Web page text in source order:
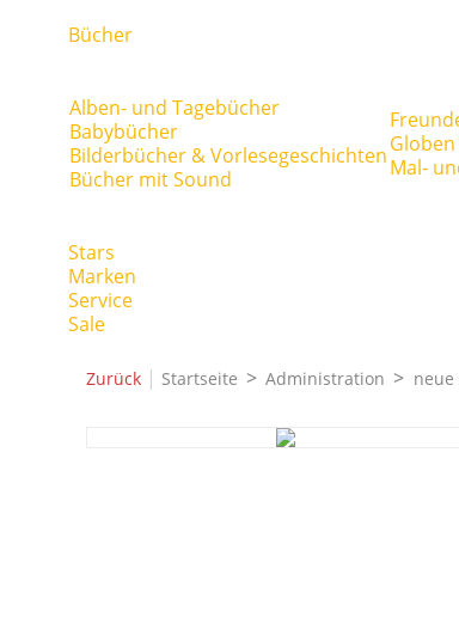
Bücher
Alben- und Tagebücher
Babybücher
Bilderbücher & Vorlesegeschichten
Bücher mit Sound
Mal-
Stars
Marken
Service
Sale
Zurück | Startseite Administration